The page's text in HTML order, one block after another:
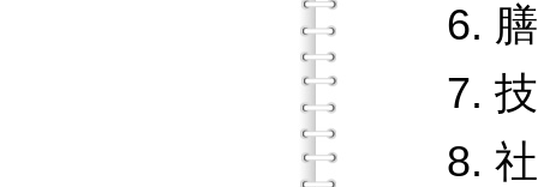
6. 膳
7. 技藝
8. 社會